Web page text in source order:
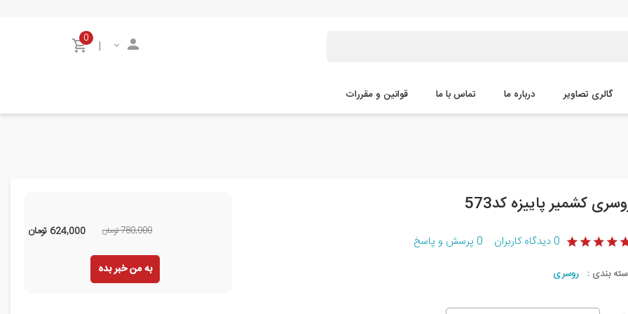
|
0
گالری تصاویر درباره ما تماس با ما قوانین و مقررات
کشمیر پاییزه کد573
0دیدگاه کاربران 0 پرسش و پاسخ
بندی : روسری
780,000 تومان 624,000 تومان
به من خبر بده